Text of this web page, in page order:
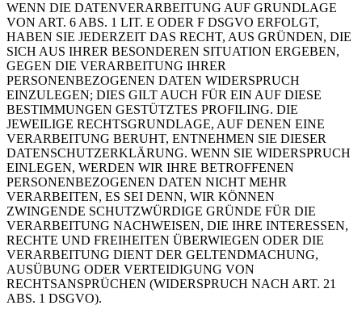
WENN DIE DATENVERARBEITUNG AUF GRUNDLAGE
VON ART. 6 ABS. 1 LIT. E ODER F DSGVO ERFOLGT,
HABEN SIE JEDERZEIT DAS RECHT, AUS GRÜNDEN, DIE
SICH AUS IHRER BESONDEREN SITUATION ERGEBEN,
GEGEN DIE VERARBEITUNG IHRER
PERSONENBEZOGENEN DATEN WIDERSPRUCH
EINZULEGEN; DIES GILT AUCH FÜR EIN AUF DIESE
BESTIMMUNGEN GESTÜTZTES PROFILING. DIE
JEWEILIGE RECHTSGRUNDLAGE, AUF DENEN EINE
VERARBEITUNG BERUHT, ENTNEHMEN SIE DIESER
DATENSCHUTZERKLÄRUNG. WENN SIE WIDERSPRUCH
EINLEGEN, WERDEN WIR IHRE BETROFFENEN
PERSONENBEZOGENEN DATEN NICHT MEHR
VERARBEITEN, ES SEI DENN, WIR KÖNNEN
ZWINGENDE SCHUTZWÜRDIGE GRÜNDE FÜR DIE
VERARBEITUNG NACHWEISEN, DIE IHRE INTERESSEN,
RECHTE UND FREIHEITEN ÜBERWIEGEN ODER DIE
VERARBEITUNG DIENT DER GELTENDMACHUNG,
AUSÜBUNG ODER VERTEIDIGUNG VON
RECHTSANSPRÜCHEN (WIDERSPRUCH NACH ART. 21
ABS. 1 DSGVO).